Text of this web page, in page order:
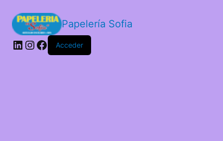
Papelería Sofia
LinkedIn
Instagram
Facebook
Acceder